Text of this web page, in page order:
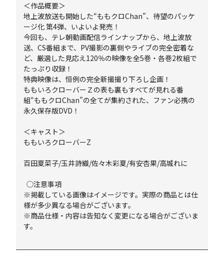
＜作品概要＞
地上波放送も開始した“ももクロChan”、待望のパッケ
ージ化 第4弾、いよいよ発売！
今回も、テレ朝動画配信ラインナップから、地上波放
送、CS番組まで、PV撮影の裏側やライブの完全密着な
ど、厳選した見応え120％の映像を全5巻・各巻2枚組で
たっぷり収録！
特典映像は、恒例の完全新撮撮り下ろし企画！
ももいろクローバーＺの表も裏もすべてが見れる番
組“ももクロChan”の全てが集約された、ファン必携の
永久保存版DVD！
＜キャスト＞
ももいろクローバーZ
百田夏菜子/玉井詩織/佐々木彩夏/有安杏果/高城れに
◯注意事項
※掲載している画像はイメージです。実際の商品とは仕
様が多少異なる場合がございます。
※商品仕様・内容は告知なく変更になる場合がございま
す。